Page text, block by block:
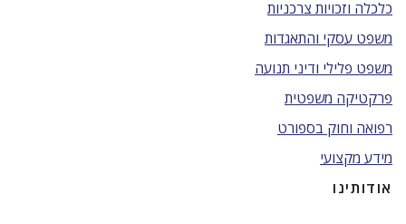
כלכלה וזכויות צרכניות
משפט עסקי והתאגדות
משפט פלילי ודיני תנועה
פרקטיקה משפטית
רפואה וחוק בספורט
מידע מקצועי
אודותינו